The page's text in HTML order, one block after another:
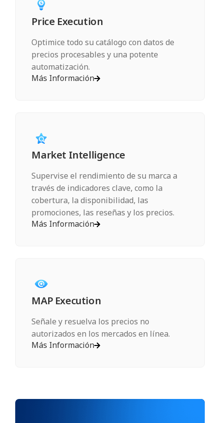
Price Execution
Optimice todo su catálogo con datos de
precios procesables y una potente
automatización.
Más Información
Market Intelligence
Supervise el rendimiento de su marca a
través de indicadores clave, como la
cobertura, la disponibilidad, las
promociones, las reseñas y los precios.
Más Información
MAP Execution
Señale y resuelva los precios no
autorizados en los mercados en línea.
Más Información